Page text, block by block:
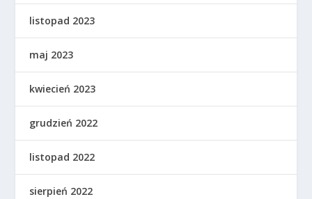
listopad 2023
maj 2023
kwiecień 2023
grudzień 2022
listopad 2022
sierpień 2022